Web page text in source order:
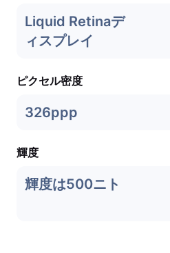
Liquid Retinaデ
ィスプレイ
ピクセル密度
326ppp
輝度
輝度は500ニト